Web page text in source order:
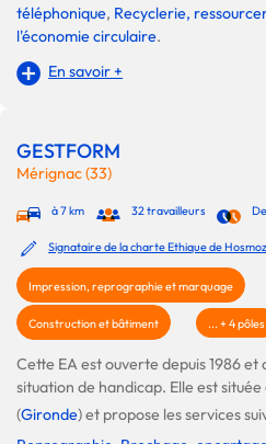
téléphonique, Recyclerie,
l'économie circulaire.
En savoir +
GESTFORM
Mérignac (33)
à 7 km 32 travailleurs
Signataire de la charte Ethique de Hosmoz
Impression, reprographie et marquage
Construction et bâtiment ... + 4 pôles
Cette EA est ouverte depuis 1986
situation de handicap. Elle est située
(Gironde) et propose les services